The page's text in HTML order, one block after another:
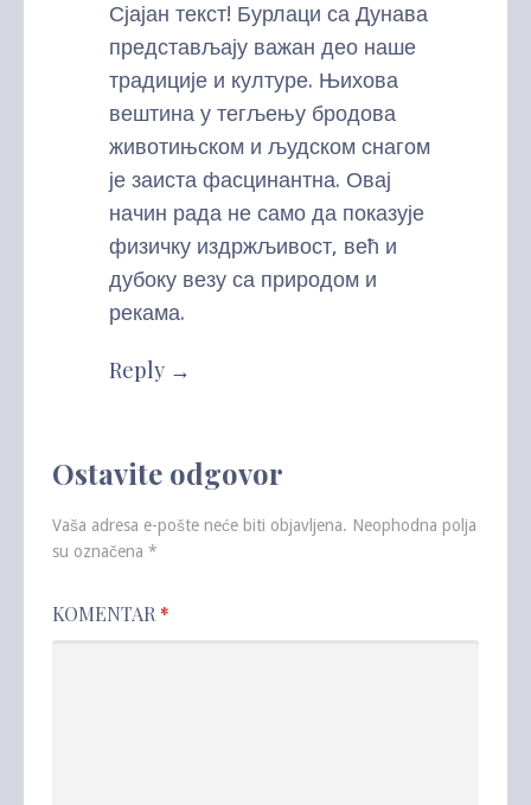
Сјајан текст! Бурлаци са Дунава
представљају важан део наше
традиције и културе. Њихова
вештина у тегљењу бродова
животињском и људском снагом
је заиста фасцинантна. Овај
начин рада не само да показује
физичку издржљивост, већ и
дубоку везу са природом и
рекама.
Reply
Ostavite odgovor
Vaša adresa e-pošte neće biti objavljena. Neophodna polja
su označena *
KOMENTAR *